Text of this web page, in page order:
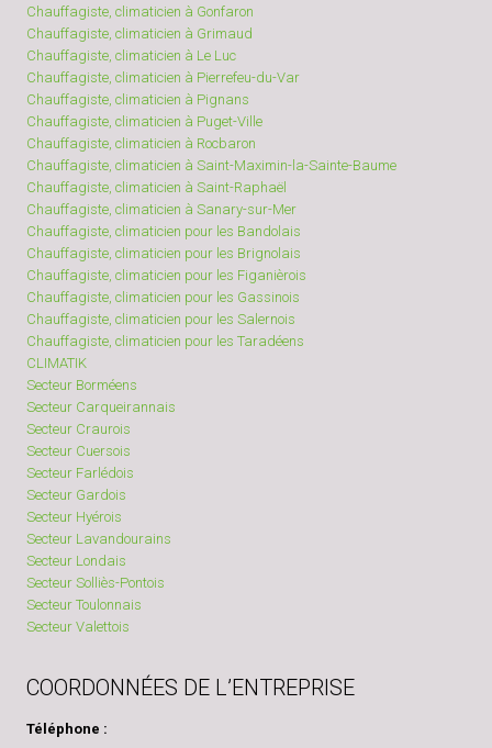
Chauffagiste, climaticien à Gonfaron
Chauffagiste, climaticien à Grimaud
Chauffagiste, climaticien à Le Luc
Chauffagiste, climaticien à Pierrefeu-du-Var
Chauffagiste, climaticien à Pignans
Chauffagiste, climaticien à Puget-Ville
Chauffagiste, climaticien à Rocbaron
Chauffagiste, climaticien à Saint-Maximin-la-Sainte-Baume
Chauffagiste, climaticien à Saint-Raphaël
Chauffagiste, climaticien à Sanary-sur-Mer
Chauffagiste, climaticien pour les Bandolais
Chauffagiste, climaticien pour les Brignolais
Chauffagiste, climaticien pour les Figanièrois
Chauffagiste, climaticien pour les Gassinois
Chauffagiste, climaticien pour les Salernois
Chauffagiste, climaticien pour les Taradéens
CLIMATIK
Secteur Borméens
Secteur Carqueirannais
Secteur Craurois
Secteur Cuersois
Secteur Farlédois
Secteur Gardois
Secteur Hyérois
Secteur Lavandourains
Secteur Londais
Secteur Solliès-Pontois
Secteur Toulonnais
Secteur Valettois
COORDONNÉES DE L’ENTREPRISE
Téléphone :